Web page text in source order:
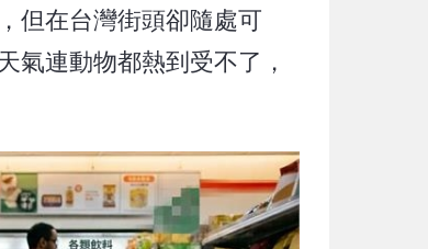
但在台灣街頭卻隨處可
氣連動物都熱到受不了，